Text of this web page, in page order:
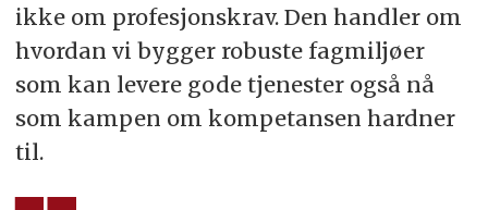
ikke om profesjonskrav. Den handler om
hvordan vi bygger robuste fagmiljøer
som kan levere gode tjenester også nå
som kampen om kompetansen hardner
til.